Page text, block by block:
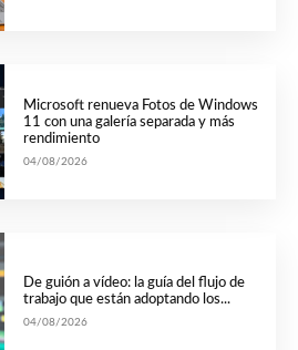
Microsoft renueva Fotos de Windows
11 con una galería separada y más
rendimiento
04/08/2026
De guión a vídeo: la guía del flujo de
trabajo que están adoptando los...
04/08/2026